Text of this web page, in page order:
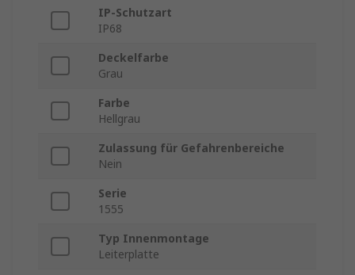
IP-Schutzart
IP68
Deckelfarbe
Grau
Farbe
Hellgrau
Zulassung für Gefahrenbereiche
Nein
Serie
1555
Typ Innenmontage
Leiterplatte